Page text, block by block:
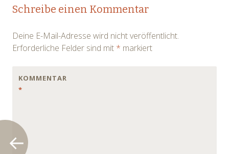
Schreibe einen Kommentar
Deine E-Mail-Adresse wird nicht veröffentlicht.
Erforderliche Felder sind mit * markiert
KOMMENTAR
*